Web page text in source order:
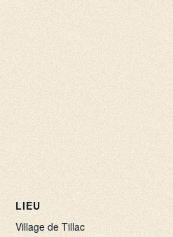
LIEU
Village de Tillac